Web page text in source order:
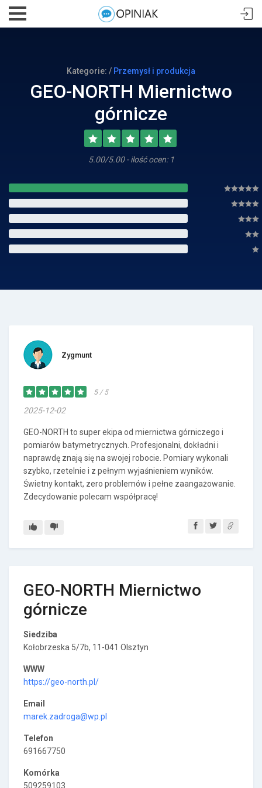
Kategorie: / Przemysł i produkcja
GEO-NORTH Miernictwo
górnicze
5.00/5.00 - ilość ocen: 1
Zygmunt
5 / 5
2025-12-02
GEO-NORTH to super ekipa od miernictwa górniczego i
pomiarów batymetrycznych. Profesjonalni, dokładni i
naprawdę znają się na swojej robocie. Pomiary wykonali
szybko, rzetelnie i z pełnym wyjaśnieniem wyników.
Świetny kontakt, zero problemów i pełne zaangażowanie.
Zdecydowanie polecam współpracę!
GEO-NORTH Miernictwo
górnicze
Siedziba
Kołobrzeska 5/7b, 11-041 Olsztyn
WWW
https://geo-north.pl/
Email
marek.zadroga@wp.pl
Telefon
691667750
Komórka
509259103